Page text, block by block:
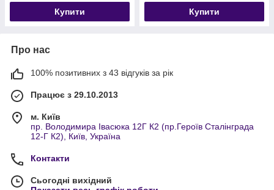
Купити Купити
Про нас
100% позитивних з 43 відгуків за рік
Працює з 29.10.2013
м. Київ
пр. Володимира Івасюка 12Г К2 (пр.Героїв Сталінграда
12-Г К2), Київ, Україна
Контакти
Сьогодні вихідний